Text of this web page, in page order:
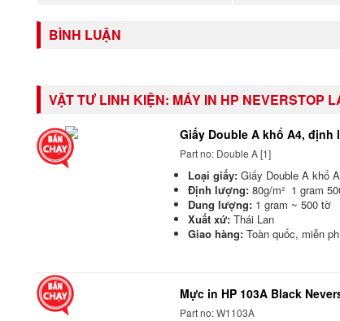
BÌNH LUẬN
VẬT TƯ LINH KIỆN: MÁY IN HP NEVERSTOP
Giấy Double A khổ A4, định
Part no: Double A [1]
Loại giấy:Giấy Double A khổ
Định lượng:80g/m² 1 gram
Dung lượng:1 gram ~ 500 tờ
Xuất xứ:Thái Lan
Giao hàng:Toàn quốc, miễn
Mực in HP 103A Black
Part no: W1103A